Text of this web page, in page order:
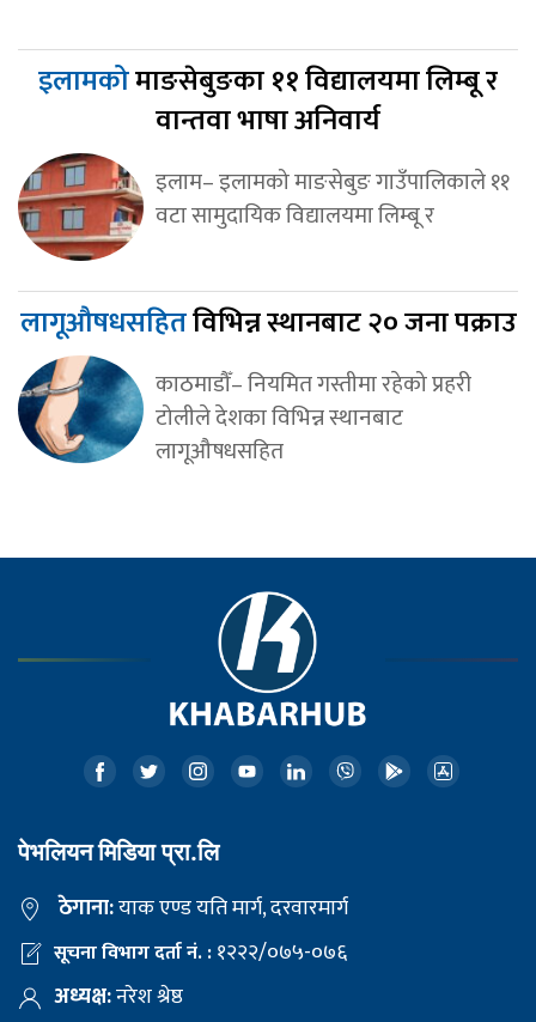
इलामकोमाङसेबुङका ११ विद्यालयमा लिम्बू र
वान्तवा भाषा अनिवार्य
इलाम– इलामको माङसेबुङ गाउँपालिकाले ११
वटा सामुदायिक विद्यालयमा लिम्बू र
लागूऔषधसहितविभिन्न स्थानबाट २० जना पक्राउ
काठमाडौँ– नियमित गस्तीमा रहेको प्रहरी
टोलीले देशका विभिन्न स्थानबाट
लागूऔषधसहित
पेभलियन मिडिया प्रा.लि
ठेगाना:याक एण्ड यति मार्ग, दरवारमार्ग
सूचना विभाग दर्ता नं. :१२२२/०७५-०७६
अध्यक्ष:नरेश श्रेष्ठ